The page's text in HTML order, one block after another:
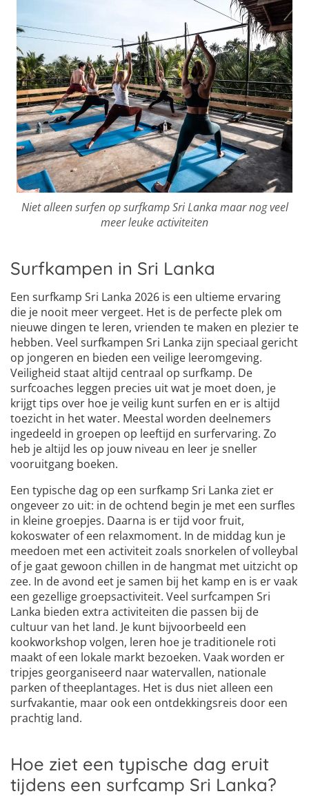
Niet alleen surfen op surfkamp Sri Lanka maar nog veel
meer leuke activiteiten
Surfkampen in Sri Lanka
Een surfkamp Sri Lanka 2026 is een ultieme ervaring
die je nooit meer vergeet. Het is de perfecte plek om
nieuwe dingen te leren, vrienden te maken en plezier te
hebben. Veel surfkampen Sri Lanka zijn speciaal gericht
op jongeren en bieden een veilige leeromgeving.
Veiligheid staat altijd centraal op surfkamp. De
surfcoaches leggen precies uit wat je moet doen, je
krijgt tips over hoe je veilig kunt surfen en er is altijd
toezicht in het water. Meestal worden deelnemers
ingedeeld in groepen op leeftijd en surfervaring. Zo
heb je altijd les op jouw niveau en leer je sneller
vooruitgang boeken.
Een typische dag op een surfkamp Sri Lanka ziet er
ongeveer zo uit: in de ochtend begin je met een surfles
in kleine groepjes. Daarna is er tijd voor fruit,
kokoswater of een relaxmoment. In de middag kun je
meedoen met een activiteit zoals snorkelen of volleybal
of je gaat gewoon chillen in de hangmat met uitzicht op
zee. In de avond eet je samen bij het kamp en is er vaak
een gezellige groepsactiviteit. Veel surfcampen Sri
Lanka bieden extra activiteiten die passen bij de
cultuur van het land. Je kunt bijvoorbeeld een
kookworkshop volgen, leren hoe je traditionele roti
maakt of een lokale markt bezoeken. Vaak worden er
tripjes georganiseerd naar watervallen, nationale
parken of theeplantages. Het is dus niet alleen een
surfvakantie, maar ook een ontdekkingsreis door een
prachtig land.
Hoe ziet een typische dag eruit
tijdens een surfcamp Sri Lanka?